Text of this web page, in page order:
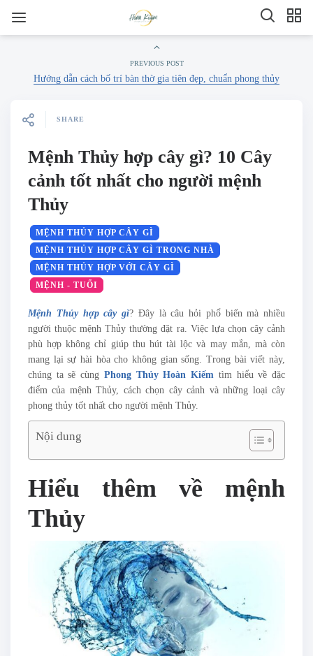
PREVIOUS POST
Hướng dẫn cách bố trí bàn thờ gia tiên đẹp, chuẩn phong thủy
SHARE
Mệnh Thủy hợp cây gì? 10 Cây
cảnh tốt nhất cho người mệnh
Thủy
MỆNH THỦY HỢP CÂY GÌ
MỆNH THỦY HỢP CÂY GÌ TRONG NHÀ
MỆNH THỦY HỢP VỚI CÂY GÌ
MỆNH - TUỔI
Mệnh Thủy hợp cây gì? Đây là câu hỏi phổ biến mà nhiều
người thuộc mệnh Thủy thường đặt ra. Việc lựa chọn cây cảnh
phù hợp không chỉ giúp thu hút tài lộc và may mắn, mà còn
mang lại sự hài hòa cho không gian sống. Trong bài viết này,
chúng ta sẽ cùng Phong Thủy Hoàn Kiếm tìm hiểu về đặc
điểm của mệnh Thủy, cách chọn cây cảnh và những loại cây
phong thủy tốt nhất cho người mệnh Thủy.
Nội dung
Hiểu thêm về mệnh
Thủy